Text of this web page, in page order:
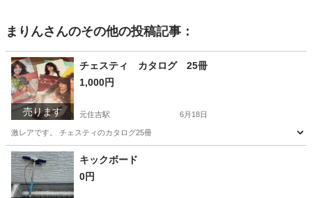
まりんさんのその他の投稿記事：
売ります
チェスティ カタログ 25冊
1,000円
元住吉駅 6月18日
激レアです。 チェスティのカタログ25冊
神奈川 川崎市 元住吉駅
キックボード
0円